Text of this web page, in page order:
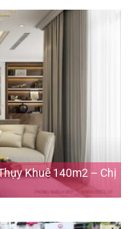
Khuê 140m2 – Chị